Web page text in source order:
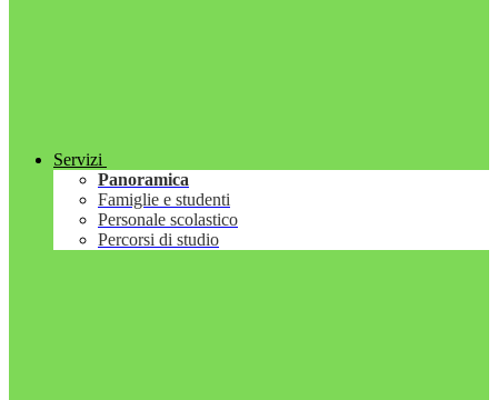
Servizi
Panoramica
Famiglie e studenti
Personale scolastico
Percorsi di studio